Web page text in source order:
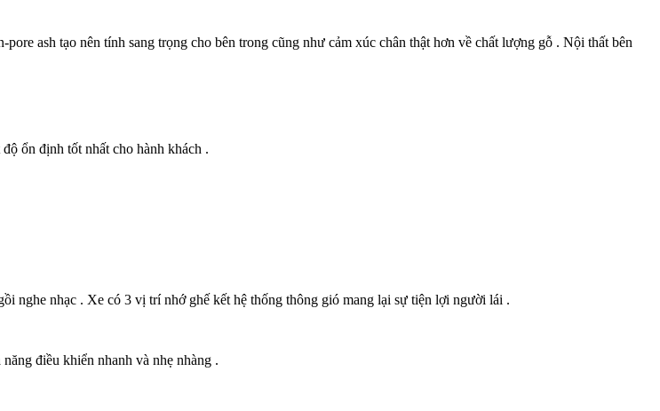
ash tạo nên tính sang trọng cho bên trong cũng như cảm xúc chân thật hơn về chất lượng gỗ . Nội thất bên
ổn định tốt nhất cho hành khách .
nghe nhạc . Xe có 3 vị trí nhớ ghế kết hệ thống thông gió mang lại sự tiện lợi người lái .
điều khiển nhanh và nhẹ nhàng .